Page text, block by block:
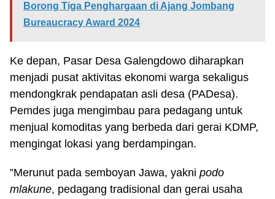
Borong Tiga Penghargaan di Ajang Jombang
Bureaucracy Award 2024
Ke depan, Pasar Desa Galengdowo diharapkan
menjadi pusat aktivitas ekonomi warga sekaligus
mendongkrak pendapatan asli desa (PADesa).
Pemdes juga mengimbau para pedagang untuk
menjual komoditas yang berbeda dari gerai KDMP,
mengingat lokasi yang berdampingan.
”Merunut pada semboyan Jawa, yakni podo
mlakune, pedagang tradisional dan gerai usaha